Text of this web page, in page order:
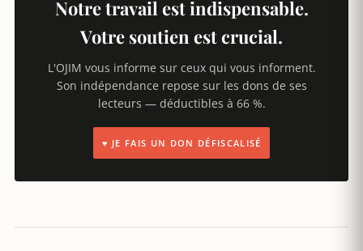
Notre travail est indispensable.
Votre soutien est crucial.
L'OJIM vous informe sur ceux qui vous informent.
Son indépendance repose sur les dons de ses
lecteurs — déductibles à 66 %.
♥ JE FAIS UN DON DÉFISCALISÉ